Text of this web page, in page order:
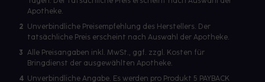
Apotheke.
2 Unverbindliche Preisempfehlung des Herstellers. Der
tatsächliche Preis erscheint nach Auswahl der Apotheke.
3 Alle Preisangaben inkl. MwSt., ggf. zzgl. Kosten für
Bringdienst der ausgewählten Apotheke.
4 Unverbindliche Angabe. Es werden pro Produkt 5 PAYBACK